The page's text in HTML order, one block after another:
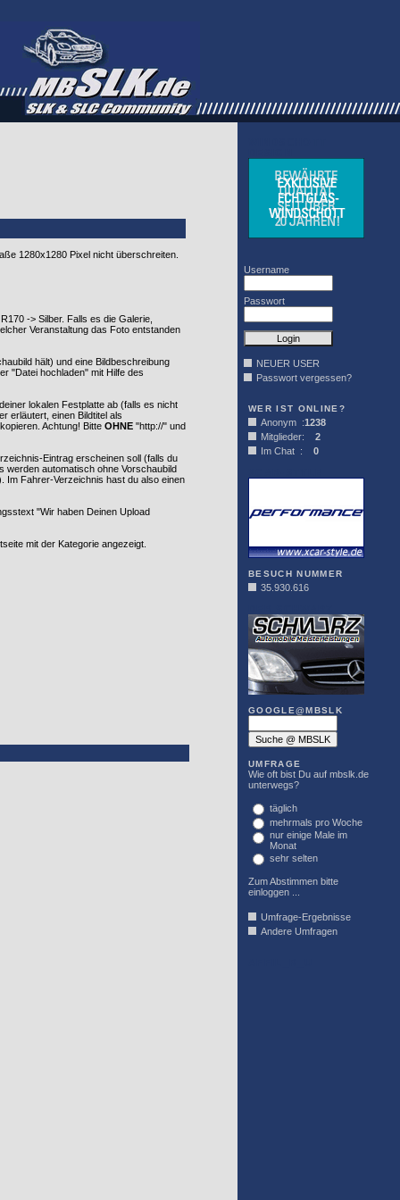
1280x1280 Pixel nicht überschreiten.
-> Silber. Falls es die Galerie,
Veranstaltung das Foto entstanden
hält) und eine Bildbeschreibung
"Datei hochladen" mit Hilfe des
lokalen Festplatte ab (falls es nicht
erläutert, einen Bildtitel als
Achtung! Bitte OHNE "http://" und
Eintrag erscheinen soll (falls du
werden automatisch ohne Vorschaubild
Im Fahrer-Verzeichnis hast du also einen
"Wir haben Deinen Upload
mit der Kategorie angezeigt.
Username
Passwort
NEUER USER
Passwort vergessen?
WER IST ONLINE?
Anonym :1238
Mitglieder: 2
Im Chat : 0
BESUCH NUMMER
35.930.616
GOOGLE@MBSLK
UMFRAGE
Wie oft bist Du auf mbslk.de
unterwegs?
täglich
mehrmals pro Woche
nur einige Male im
Monat
sehr selten
Zum Abstimmen bitte
einloggen ...
Umfrage-Ergebnisse
Andere Umfragen